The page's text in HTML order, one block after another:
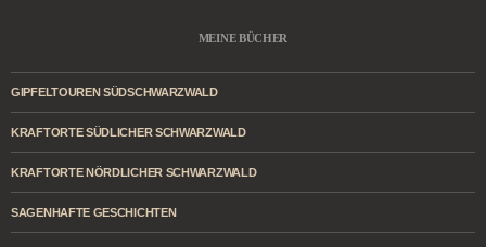
MEINE BÜCHER
GIPFELTOUREN SÜDSCHWARZWALD
KRAFTORTE SÜDLICHER SCHWARZWALD
KRAFTORTE NÖRDLICHER SCHWARZWALD
SAGENHAFTE GESCHICHTEN